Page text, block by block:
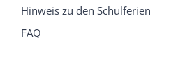
Hinweis zu den Schulferien
FAQ